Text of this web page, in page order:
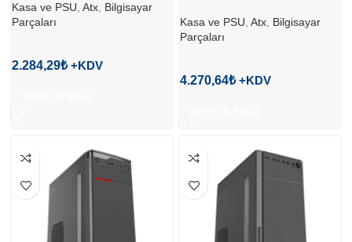
Kasa ve PSU Atx Bilgisayar
Parçaları
2.284,29₺
Kasa ve PSU Atx Bilgisayar
Parçaları
4.270,64₺